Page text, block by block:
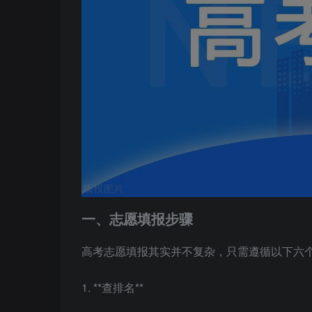
一、志愿填报步骤
高考志愿填报其实并不复杂，只需遵循以下六
1. **查排名**